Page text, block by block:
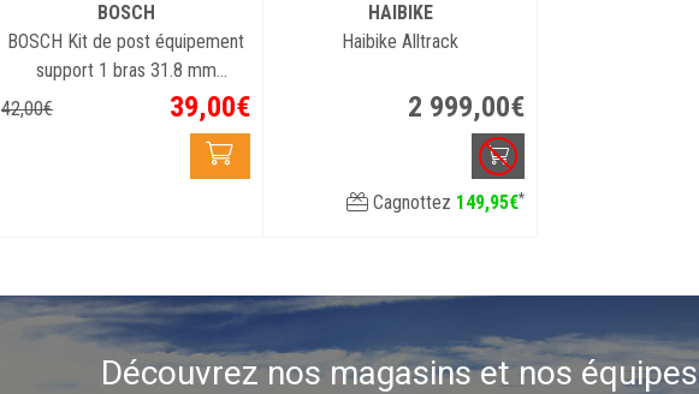
BOSCH
BOSCH Kit de post équipement
support 1 bras 31.8 mm
42,00€ 39,00€
HAIBIKE
Haibike Alltrack
2 999,00€
Cagnottez 149,95€*
Découvrez nos magasins et nos équipes